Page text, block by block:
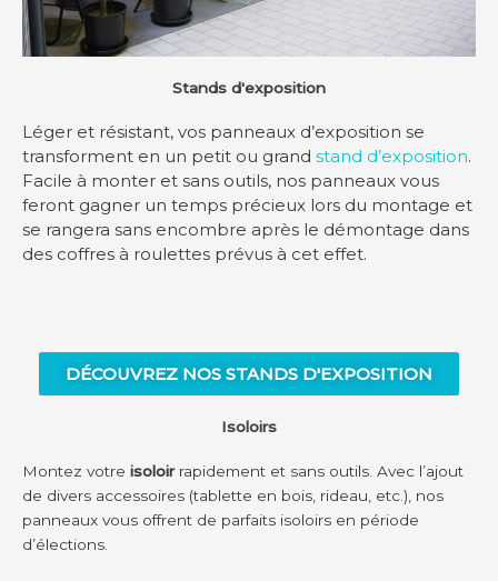
Stands d'exposition
Léger et résistant, vos panneaux d’exposition se
transforment en un petit ou grand stand d’exposition.
Facile à monter et sans outils, nos panneaux vous
feront gagner un temps précieux lors du montage et
se rangera sans encombre après le démontage dans
des coffres à roulettes prévus à cet effet.
DÉCOUVREZ NOS STANDS D'EXPOSITION
Isoloirs
Montez votre isoloir rapidement et sans outils. Avec l’ajout
de divers accessoires (tablette en bois, rideau, etc.), nos
panneaux vous offrent de parfaits isoloirs en période
d’élections.